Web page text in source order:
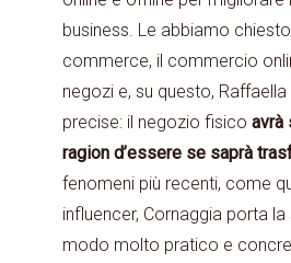
business. Le abbiamo chiesto
commerce, il commercio
negozi e, su questo,
precise: il negozio fisico avrà
ragion d’essere se saprà
fenomeni più recenti, come
influencer, Cornaggia porta la
modo molto pratico e